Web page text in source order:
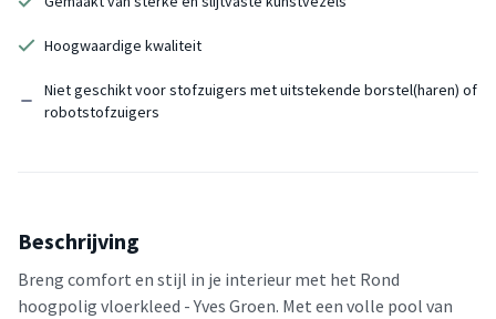
Hoogwaardige kwaliteit
Niet geschikt voor stofzuigers met uitstekende borstel(haren) of
robotstofzuigers
Beschrijving
Breng comfort en stijl in je interieur met het Rond
hoogpolig vloerkleed - Yves Groen. Met een volle pool van